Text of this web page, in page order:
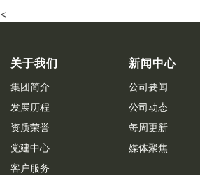
<
关于我们
集团简介
发展历程
资质荣誉
党建中心
客户服务
新闻中心
公司要闻
公司动态
每周更新
媒体聚焦